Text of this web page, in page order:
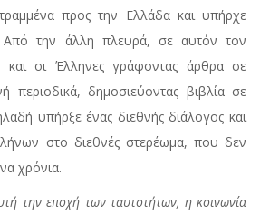
προς την Ελλάδα και υπήρχε
Από την άλλη πλευρά, σε αυτόν τον
και οι Έλληνες γράφοντας άρθρα σε
περιοδικά, δημοσιεύοντας βιβλία σε
υπήρξε ένας διεθνής διάλογος και
στο διεθνές στερέωμα, που δεν
χρόνια.
την εποχή των ταυτοτήτων, η κοινωνία